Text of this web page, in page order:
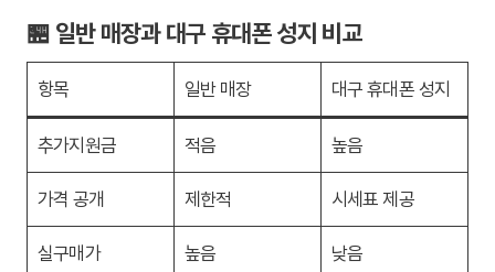
🏪 일반 매장과 대구 휴대폰 성지 비교
항목 일반 매장 대구 휴대폰 성지
추가지원금 적음 높음
가격 공개 제한적 시세표 제공
실구매가 높음 낮음